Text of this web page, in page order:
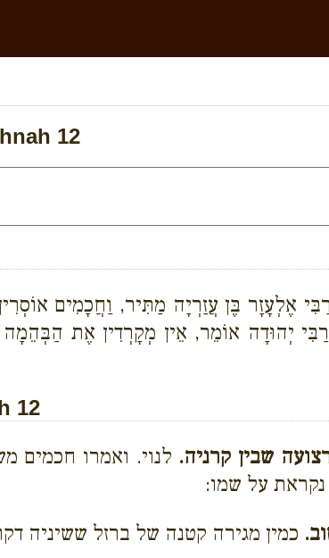
12
אֶלְעָזָר בֶּן עֲזַרְיָה מַתִּיר, וַחֲכָמִים
יְהוּדָה אוֹמֵר, אֵין מְקָרְדִין אֶת
12
שבין קרניה. לנוי. ואמרו חכמים
על שמו:
כמין מגירה קטנה של ברזל ששיניה